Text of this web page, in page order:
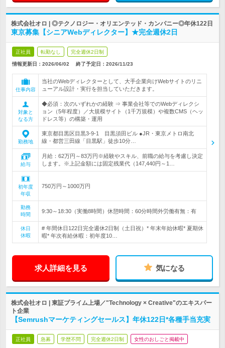
株式会社オロ | ◎テクノロジー・オリエンテッド・カンパニー◎年休122日
東京募集【シニアWebディレクター】★完全週休2日
正社員 転勤なし 完全週休2日制
情報更新日：2026/06/02 終了予定日： 2026/11/23
仕事内容
当社のWebディレクターとして、大手企業向けWebサイトのリニ
ューアル設計・実行を担当していただきます。
対象と
なる方
◆必須：次のいずれかの経験 ⇒ 事業会社等でのWebディレクシ
ョン（5年程度）／大規模サイト（1千万規模）や複数CMS（ヘッ
ドレス等）の構築・運用
勤務地
東京都目黒区目黒3‐9‐1 目黒須田ビル ●JR・東京メトロ南北
線・都営三田線「目黒駅」徒歩10分…
給与
月給：62万円～83万円※経験やスキル、前職の給与を考慮し決定
します。※上記金額には固定残業代（147,440円～1…
初年度
年収
750万円～1000万円
勤務
時間
9:30～18:30（実働8時間）休憩時間：60分時間外労働有無：有
休日
休暇
# 年間休日122日完全週休2日制（土日祝）* 年末年始休暇* 夏期休
暇* 年次有給休暇：初年度10…
求人詳細を見る 気になる
株式会社オロ | 東証プライム上場／"Technology × Creative"のエキスパー
ト企業
【Semrushマーケティングセールス】年休122日*各種手当充実
正社員 急募 学歴不問 完全週休2日制 女性のおしごと掲載中